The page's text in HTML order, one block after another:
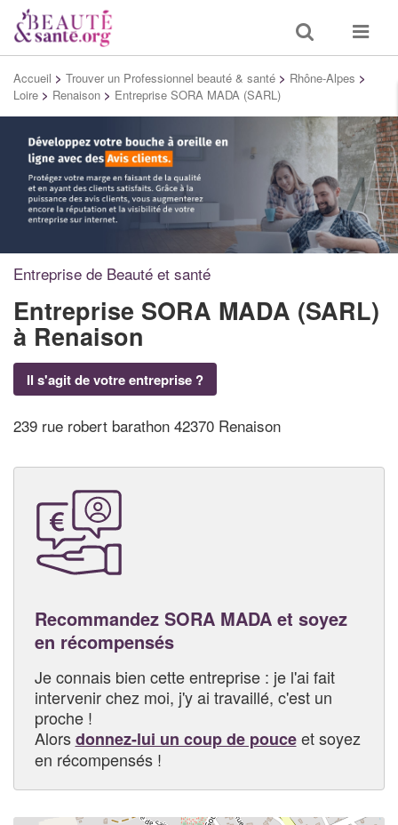
Toggle
search
Toggle
Accueil > Trouver un Professionnel beauté & santé > Rhône-Alpes >
Loire > Renaison > Entreprise SORA MADA (SARL)
Entreprise de Beauté et santé
Entreprise SORA MADA (SARL)
à Renaison
Il s'agit de votre entreprise ?
239 rue robert barathon 42370 Renaison
Recommandez SORA MADA et soyez
en récompensés
Je connais bien cette entreprise : je l'ai fait
intervenir chez moi, j'y ai travaillé, c'est un
proche !
Alorsdonnez-lui un coup de pouceet soyez
en récompensés !